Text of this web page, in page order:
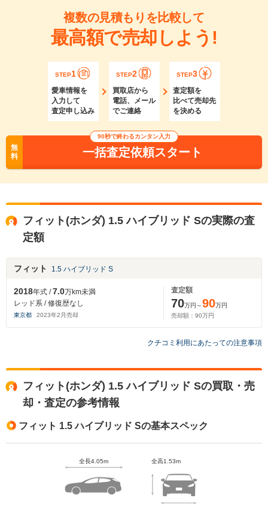
複数の見積もりを比較して
最高額で売却しよう!
STEP1
愛車情報を
入力して
査定申し込み
STEP2
買取店から
電話、メール
でご連絡
STEP3
査定額を
比べて売却先
を決める
無
料
90秒で終わるカンタン入力
一括査定依頼スタート
フィット(ホンダ) 1.5 ハイブリッド Sの実際の査
定額
フィット 1.5 ハイブリッド S
2018年式 /7.0万km未満
レッド系 / 修復歴なし
東京都 2023年2 月売却
査定額
70万円～90万円
売却額： 90万円
クチコミ利用にあたっての注意事項
フィット(ホンダ) 1.5 ハイブリッド Sの買取・売
却・査定の参考情報
フィット 1.5 ハイブリッド Sの基本スペック
全長4.05m 全高1.53m